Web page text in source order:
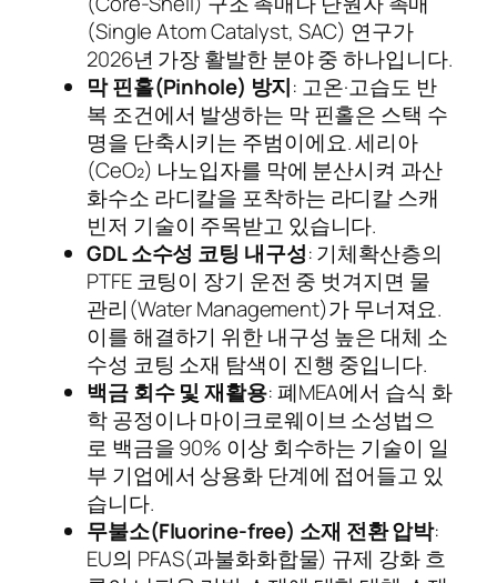
(Single Atom Catalyst, SAC) 연구가
2026년 가장 활발한 분야 중 하나입니다.
막 핀홀(Pinhole) 방지: 고온·고습도 반
복 조건에서 발생하는 막 핀홀은 스택 수
명을 단축시키는 주범이에요. 세리아
(CeO₂) 나노입자를 막에 분산시켜 과산
화수소 라디칼을 포착하는 라디칼 스캐
빈저 기술이 주목받고 있습니다.
GDL 소수성 코팅 내구성: 기체확산층의
PTFE 코팅이 장기 운전 중 벗겨지면 물
관리(Water Management)가 무너져요.
이를 해결하기 위한 내구성 높은 대체 소
수성 코팅 소재 탐색이 진행 중입니다.
백금 회수 및 재활용: 폐MEA에서 습식 화
학 공정이나 마이크로웨이브 소성법으
로 백금을 90% 이상 회수하는 기술이 일
부 기업에서 상용화 단계에 접어들고 있
습니다.
무불소(Fluorine-free) 소재 전환 압박:
EU의 PFAS(과불화화합물) 규제 강화 흐